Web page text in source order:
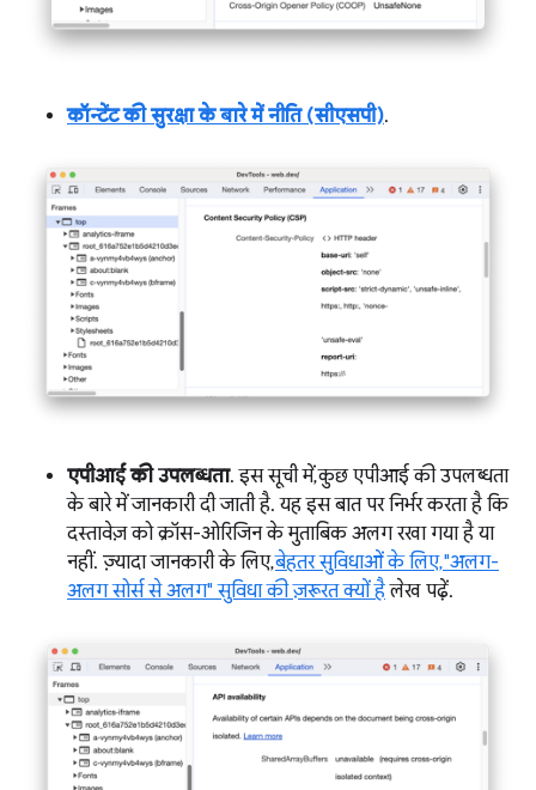
कॉन्टेंट की सुरक्षा के बारे में नीति (सीएसपी).
एपीआई की उपलब्धता. इस सूची में, कुछ एपीआई की उपलब्धता
के बारे में जानकारी दी जाती है. यह इस बात पर निर्भर करता है कि
दस्तावेज़ को क्रॉस-ओरिजिन के मुताबिक अलग रखा गया है या
नहीं. ज़्यादा जानकारी के लिए,बेहतर सुविधाओं के लिए, "अलग-
अलग सोर्स से अलग" सुविधा की ज़रूरत क्यों हैलेख पढ़ें.